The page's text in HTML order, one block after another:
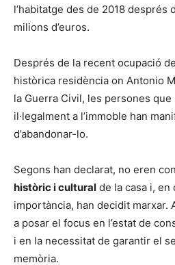
l’habitatge des de 2018 després
milions d’euros.
Després de la recent ocupació de
històrica residència on Antonio
la Guerra Civil, les persones
il·legalment a l’immoble han
d’abandonar-lo.
Segons han declarat, no eren
històric i cultural de la casa i,
importància, han decidit marxar.
a posar el focus en l’estat de
i en la necessitat de garantir el
memòria.